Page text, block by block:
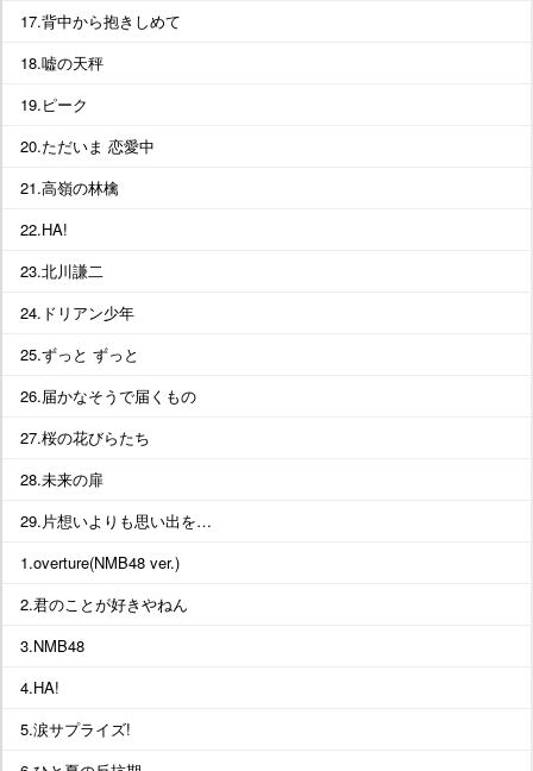
17.背中から抱きしめて
18.嘘の天秤
19.ピーク
20.ただいま 恋愛中
21.高嶺の林檎
22.HA!
23.北川謙二
24.ドリアン少年
25.ずっと ずっと
26.届かなそうで届くもの
27.桜の花びらたち
28.未来の扉
29.片想いよりも思い出を…
1.overture(NMB48 ver.)
2.君のことが好きやねん
3.NMB48
4.HA!
5.涙サプライズ!